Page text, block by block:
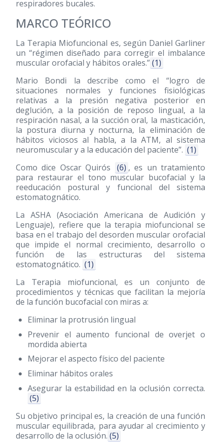
respiradores bucales.
MARCO TEÓRICO
La Terapia Miofuncional es, según Daniel Garliner
un “régimen diseñado para corregir el imbalance
muscular orofacial y hábitos orales.”(1)
Mario Bondi la describe como el “logro de
situaciones normales y funciones fisiológicas
relativas a la presión negativa posterior en
deglución, a la posición de reposo lingual, a la
respiración nasal, a la succión oral, la masticación,
la postura diurna y nocturna, la eliminación de
hábitos viciosos al habla, a la ATM, al sistema
neuromuscular y a la educación del paciente”. (1)
Como dice Oscar Quirós
(6) , es un tratamiento
para restaurar el tono muscular bucofacial y la
reeducación postural y funcional del sistema
estomatognático.
La ASHA (Asociación Americana de Audición y
Lenguaje), refiere que la terapia miofuncional se
basa en el trabajo del desorden muscular orofacial
que impide el normal crecimiento, desarrollo o
función de las estructuras del sistema
estomatognático. (1)
La Terapia miofuncional, es un conjunto de
procedimientos y técnicas que facilitan la mejoría
de la función bucofacial con miras a:
Eliminar la protrusión lingual
Prevenir el aumento funcional de overjet o
mordida abierta
Mejorar el aspecto físico del paciente
Eliminar hábitos orales
Asegurar la estabilidad en la oclusión correcta.
(5)
Su objetivo principal es, la creación de una función
muscular equilibrada, para ayudar al crecimiento y
desarrollo de la oclusión. (5)